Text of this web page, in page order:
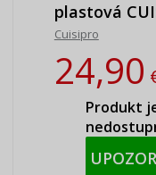
plastová
Cuisipro
24,90
Produkt